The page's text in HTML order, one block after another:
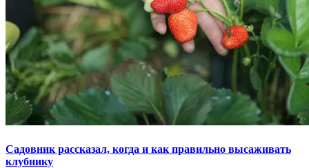
Садовник рассказал, когда и как правильно высаживать
клубнику